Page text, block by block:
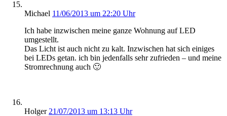
Michael 11/06/2013 um 22:20 Uhr
Ich habe inzwischen meine ganze Wohnung auf LED
umgestellt.
Das Licht ist auch nicht zu kalt. Inzwischen hat sich einiges
bei LEDs getan. ich bin jedenfalls sehr zufrieden – und meine
Stromrechnung auch 🙂
Holger 21/07/2013 um 13:13 Uhr